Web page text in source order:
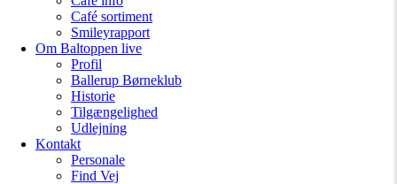
Café sortiment
Smileyrapport
Om Baltoppen live
Profil
Ballerup Børneklub
Historie
Tilgængelighed
Udlejning
Kontakt
Personale
Find Vej